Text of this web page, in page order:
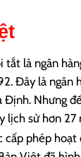
là ngân
Đây là
Định. Nhưng
lịch sử hơn
phép